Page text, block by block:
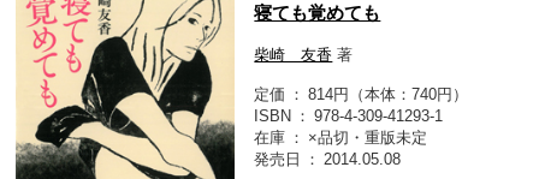
寝ても覚めても
柴崎 友香 著
定価
814円（本体：740円）
ISBN
978-4-309-41293-1
在庫
×品切・重版未定
発売日
2014.05.08